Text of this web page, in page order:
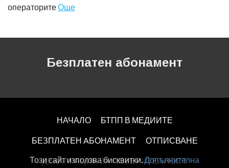
операторитеОще
Безплатен абонамент
НАЧАЛО БТПП В МЕДИИТЕ
БЕЗПЛАТЕН AБОНАМЕНТ ОТПИСВАНЕ
ДЕКЛАРАЦИЯ ЗА ПОВЕРИТЕЛНОСT
Този сайт използва бисквитки.Допълнителна